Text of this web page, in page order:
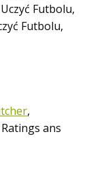
Futbolu,
Futbolu,
,
ans